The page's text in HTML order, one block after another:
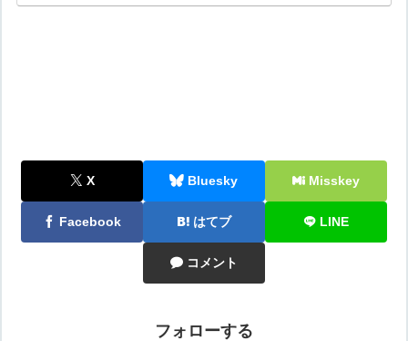
X Bluesky Misskey
Facebook はてブ LINE
コメント
フォローする